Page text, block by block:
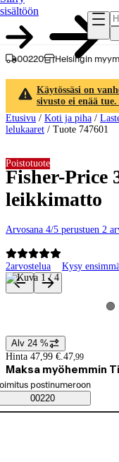
sisältöön
00220 Helsingin
Käytössäsi on
sivusto ei enää
Etusivu / Koti ja piha /
lelukaaret / Tuote 747601
Fisher-Price
leikkimatto
Arvosana 4/5 perustuen 2
2arvostelua Kysy
Poistotuote
Tuotteen kuvat ja
Hintatiedot
Alv 24 %
Hinta 47,99 €. 47,99
Maksa myöhemmin
Saatavuustiedot
tilaustapa
postinumeroon
00220